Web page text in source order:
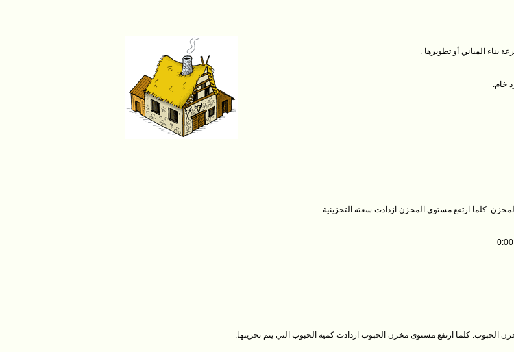
بناء المباني أو تطويرها .
خام.
كلما ارتفع مستوى المخزن ازدادت سعته التخزينية.
الحبوب. كلما ارتفع مستوى مخزن الحبوب ازدادت كمية الحبوب التي يتم تخزينها.